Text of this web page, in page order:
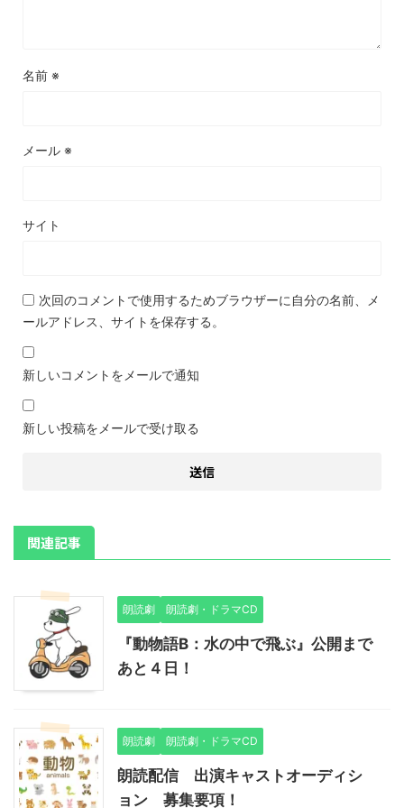
名前 ※
メール ※
サイト
次回のコメントで使用するためブラウザーに自分の名前、メ
ールアドレス、サイトを保存する。
新しいコメントをメールで通知
新しい投稿をメールで受け取る
関連記事
朗読劇 朗読劇・ドラマCD
『動物語B：水の中で飛ぶ』公開まで
あと４日！
朗読劇 朗読劇・ドラマCD
朗読配信 出演キャストオーディシ
ョン 募集要項！